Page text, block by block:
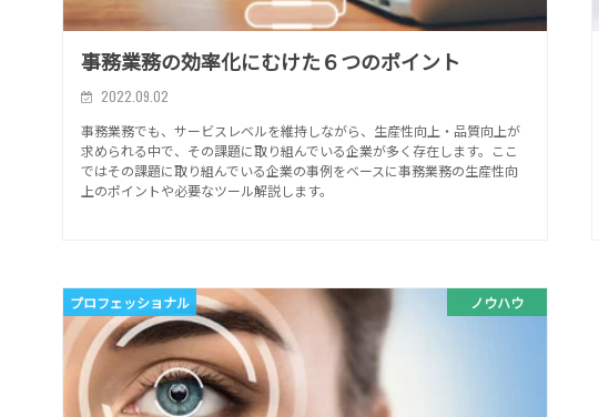
事務業務の効率化にむけた６つのポイント
2022.09.02
事務業務でも、サービスレベルを維持しながら、生産性向上・品質向上が
求められる中で、その課題に取り組んでいる企業が多く存在します。ここ
ではその課題に取り組んでいる企業の事例をベースに事務業務の生産性向
上のポイントや必要なツール解説します。
ノウハウ
プロフェッショナル